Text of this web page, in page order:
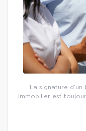
La signature
immobilier est